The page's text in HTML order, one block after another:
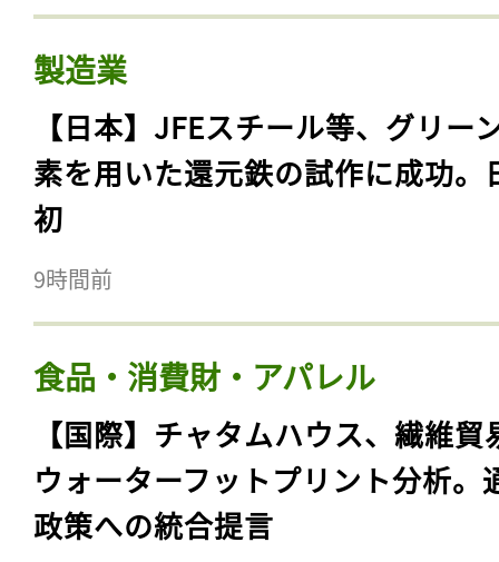
製造業
【日本】JFEスチール等、グリー
素を用いた還元鉄の試作に成功。
初
9時間前
食品・消費財・アパレル
【国際】チャタムハウス、繊維貿
ウォーターフットプリント分析。
政策への統合提言